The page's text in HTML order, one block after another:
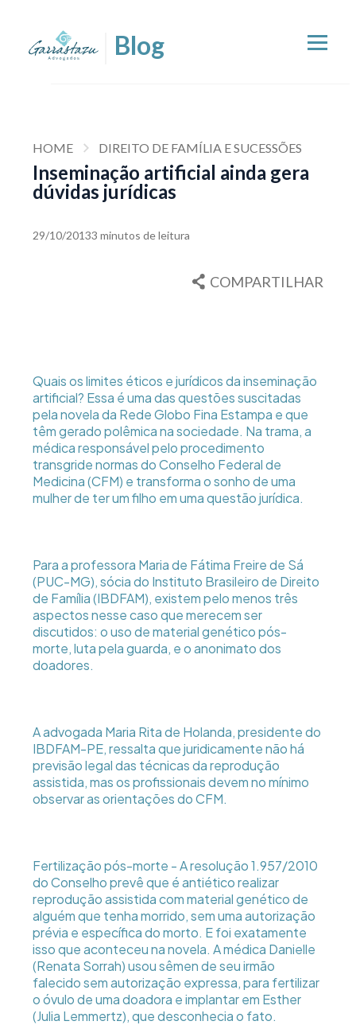
HOME DIREITO DE FAMÍLIA E SUCESSÕES
Inseminação artificial ainda gera
dúvidas jurídicas
29/10/20133 minutos de leitura
COMPARTILHAR
Quais os limites éticos e jurídicos da inseminação
artificial? Essa é uma das questões suscitadas
pela novela da Rede Globo Fina Estampa e que
têm gerado polêmica na sociedade. Na trama, a
médica responsável pelo procedimento
transgride normas do Conselho Federal de
Medicina (CFM) e transforma o sonho de uma
mulher de ter um filho em uma questão jurídica.
Para a professora Maria de Fátima Freire de Sá
(PUC-MG), sócia do Instituto Brasileiro de Direito
de Família (IBDFAM), existem pelo menos três
aspectos nesse caso que merecem ser
discutidos: o uso de material genético pós-
morte, luta pela guarda, e o anonimato dos
doadores.
A advogada Maria Rita de Holanda, presidente do
IBDFAM-PE, ressalta que juridicamente não há
previsão legal das técnicas da reprodução
assistida, mas os profissionais devem no mínimo
observar as orientações do CFM.
Fertilização pós-morte - A resolução 1.957/2010
do Conselho prevê que é antiético realizar
reprodução assistida com material genético de
alguém que tenha morrido, sem uma autorização
prévia e específica do morto. E foi exatamente
isso que aconteceu na novela. A médica Danielle
(Renata Sorrah) usou sêmen de seu irmão
falecido sem autorização expressa, para fertilizar
o óvulo de uma doadora e implantar em Esther
(Julia Lemmertz), que desconhecia o fato.